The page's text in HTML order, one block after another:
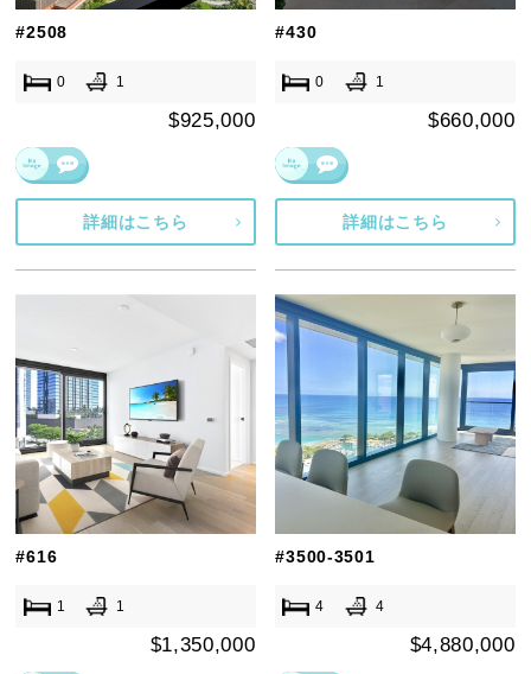
#2508
0 1
$925,000
詳細はこちら
#430
0 1
$660,000
詳細はこちら
#616
1 1
$1,350,000
#3500-3501
4 4
$4,880,000